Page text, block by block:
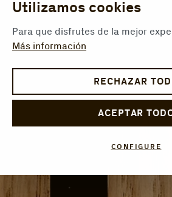
Utilizamos cookies
Para que disfrutes de la mejor
Más información
RECHAZAR
ACEPTAR
CONFIGURE